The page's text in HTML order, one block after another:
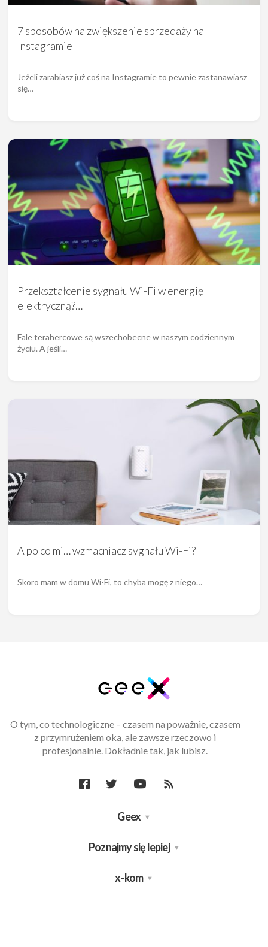
7 sposobów na zwiększenie sprzedaży na
Instagramie
Jeżeli zarabiasz już coś na Instagramie to pewnie zastanawiasz
się…
Przekształcenie sygnału Wi-Fi w energię
elektryczną?…
Fale terahercowe są wszechobecne w naszym codziennym
życiu. A jeśli…
A po co mi… wzmacniacz sygnału Wi-Fi?
Skoro mam w domu Wi-Fi, to chyba mogę z niego…
O tym, co technologiczne – czasem na poważnie, czasem
z przymrużeniem oka, ale zawsze rzeczowo i
profesjonalnie. Dokładnie tak, jak lubisz.
Geex
Poznajmy się lepiej
x-kom